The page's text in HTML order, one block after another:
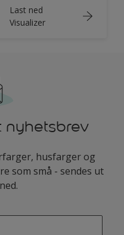
Last ned
Visualizer
nyhetsbrev
husfarger og
som små - sendes ut